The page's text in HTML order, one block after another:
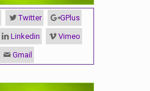
Twitter GPlus
Linkedin Vimeo
Gmail